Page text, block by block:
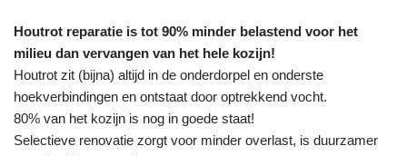
Houtrot reparatie is tot 90% minder belastend voor het
milieu dan vervangen van het hele kozijn!
Houtrot zit (bijna) altijd in de onderdorpel en onderste
hoekverbindingen en ontstaat door optrekkend vocht.
80% van het kozijn is nog in goede staat!
Selectieve renovatie zorgt voor minder overlast, is duurzamer